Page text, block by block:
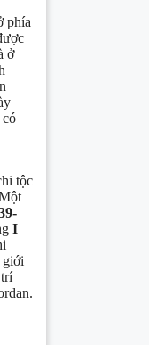
phía
ở
tộc
I
giới